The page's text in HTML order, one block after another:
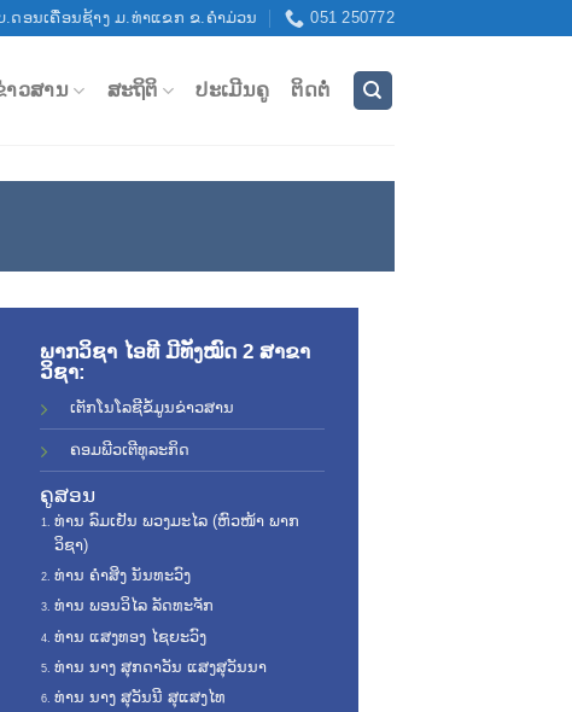
.ດອນເຄື່ອນຊ້າງ ມ.ທ່າແຂກ ຂ.ຄຳມ່ວນ 051 250772
າວສານ ສະຖິຕິ ປະເມີນຄູ ຕິດຕໍ່
ພາກວິຊາ ໄອທີ ມີທັງໝົດ 2 ສາຂາ
ວິຊາ:
ເຕັກໂນໂລຊີຂໍ້ມູນຂ່າວສານ
ຄອມພີວເຕີທຸລະກິດ
ຄູສອນ
ທ່ານ ລົມເຢັນ ພວງມະໄລ (ຫົວໜ້າ ພາກ
ວິຊາ)
ທ່ານ ຄຳສິງ ນັນທະວົງ
ທ່ານ ພອນວິໄລ ລັດທະຈັກ
ທ່ານ ແສງທອງ ໄຊຍະວົງ
ທ່ານ ນາງ ສຸກດາວັນ ແສງສຸວັນນາ
ທ່ານ ນາງ ສຸວັນນີ ສຸແສງໄທ